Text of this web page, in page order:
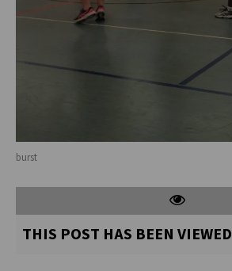
burst
THIS POST HAS BEEN VIEWED